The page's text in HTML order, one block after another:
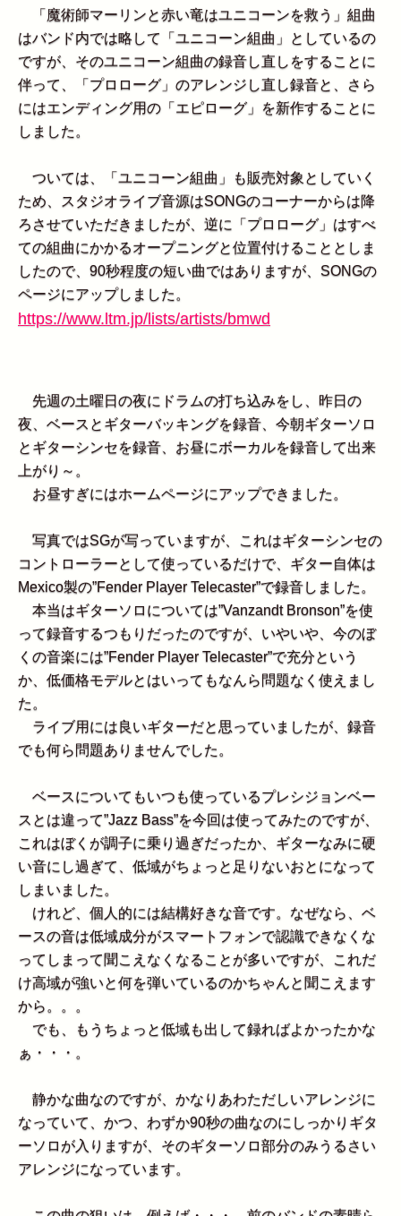
「魔術師マーリンと赤い竜はユニコーンを救う」組曲
はバンド内では略して「ユニコーン組曲」としているの
ですが、そのユニコーン組曲の録音し直しをすることに
伴って、「プロローグ」のアレンジし直し録音と、さら
にはエンディング用の「エピローグ」を新作することに
しました。
ついては、「ユニコーン組曲」も販売対象としていく
ため、スタジオライブ音源はSONGのコーナーからは降
ろさせていただきましたが、逆に「プロローグ」はすべ
ての組曲にかかるオープニングと位置付けることとしま
したので、90秒程度の短い曲ではありますが、SONGの
ページにアップしました。
https://www.ltm.jp/lists/artists/bmwd
先週の土曜日の夜にドラムの打ち込みをし、昨日の
夜、ベースとギターバッキングを録音、今朝ギターソロ
とギターシンセを録音、お昼にボーカルを録音して出来
上がり～。
お昼すぎにはホームページにアップできました。
写真ではSGが写っていますが、これはギターシンセの
コントローラーとして使っているだけで、ギター自体は
Mexico製の”Fender Player Telecaster”で録音しました。
本当はギターソロについては”Vanzandt Bronson”を使
って録音するつもりだったのですが、いやいや、今のぼ
くの音楽には”Fender Player Telecaster”で充分という
か、低価格モデルとはいってもなんら問題なく使えまし
た。
ライブ用には良いギターだと思っていましたが、録音
でも何ら問題ありませんでした。
ベースについてもいつも使っているプレシジョンベー
スとは違って”Jazz Bass”を今回は使ってみたのですが、
これはぼくが調子に乗り過ぎだったか、ギターなみに硬
い音にし過ぎて、低域がちょっと足りないおとになって
しまいました。
けれど、個人的には結構好きな音です。なぜなら、ベ
ースの音は低域成分がスマートフォンで認識できなくな
ってしまって聞こえなくなることが多いですが、これだ
け高域が強いと何を弾いているのかちゃんと聞こえます
から。。。
でも、もうちょっと低域も出して録ればよかったかな
ぁ・・・。
静かな曲なのですが、かなりあわただしいアレンジに
なっていて、かつ、わずか90秒の曲なのにしっかりギタ
ーソロが入りますが、そのギターソロ部分のみうるさい
アレンジになっています。